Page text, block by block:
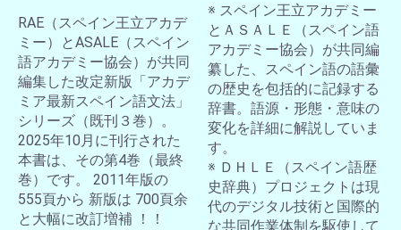
お買い物を続ける カートへ進む
RAE（スペイン王立アカデ
ミー）とASALE（スペイン
語アカデミー協会）が共同
編集した改定新版「アカデ
ミア最新スペイン語文法」
シリーズ（既刊３巻）。
2025年10月に刊行された
本書は、その第4巻（最終
巻）です。 2011年版の
555頁から 新版は 700頁余
と大幅に改訂増補 ！！
※ スペイン王立アカデミー
とＡＳＡＬＥ（スペイン語
アカデミー協会）が共同編
纂した、スペイン語の語彙
の歴史を包括的に記録する
辞書。語源・形態・意味の
変化を詳細に解説していま
す。
※ ＤＨＬＥ（スペイン語歴
史辞典）プロジェクトは現
代のデジタル技術と国際的
な共同作業体制を駆使して